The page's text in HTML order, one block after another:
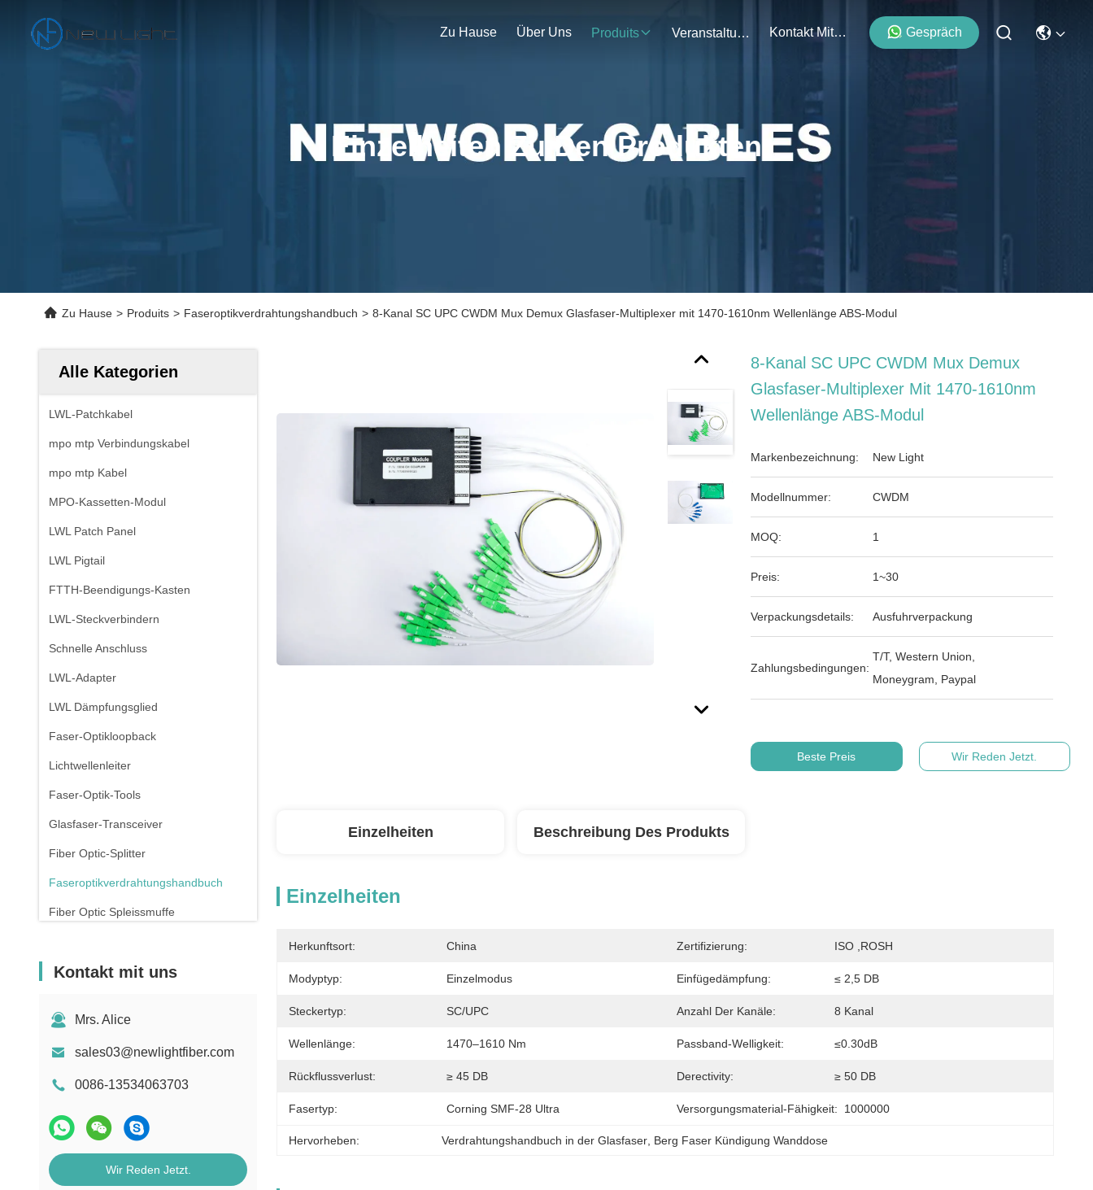
Zu Hause Über Uns Produits Veranstaltungen Kontakt Mit Uns Gespräch
Einzelheiten Zu Den Produkten
Zu Hause > Produits > Faseroptikverdrahtungshandbuch > 8-Kanal SC UPC CWDM Mux Demux Glasfaser-Multiplexer mit 1470-1610nm Wellenlänge ABS-Modul
Alle Kategorien
LWL-Patchkabel
mpo mtp Verbindungskabel
mpo mtp Kabel
MPO-Kassetten-Modul
LWL Patch Panel
LWL Pigtail
FTTH-Beendigungs-Kasten
LWL-Steckverbindern
Schnelle Anschluss
LWL-Adapter
LWL Dämpfungsglied
Faser-Optikloopback
Lichtwellenleiter
Faser-Optik-Tools
Glasfaser-Transceiver
Fiber Optic-Splitter
Faseroptikverdrahtungshandbuch
Fiber Optic Spleissmuffe
Rj45 Patch Panel
Drohnen mit Glasfaser
Schalter und Steckdose
Kontakt mit uns
Mrs. Alice
sales03@newlightfiber.com
0086-13534063703
Wir Reden Jetzt.
8-Kanal SC UPC CWDM Mux Demux
Glasfaser-Multiplexer Mit 1470-1610nm
Wellenlänge ABS-Modul
Markenbezeichnung: New Light
Modellnummer: CWDM
MOQ: 1
Preis: 1~30
Verpackungsdetails: Ausfuhrverpackung
Zahlungsbedingungen:
T/T, Western Union,
Moneygram, Paypal
Beste Preis Wir Reden Jetzt.
Einzelheiten Beschreibung Des Produkts
Einzelheiten
Herkunftsort: China Zertifizierung: ISO ,ROSH
Modyptyp: Einzelmodus Einfügedämpfung: ≤ 2,5 DB
Steckertyp: SC/UPC Anzahl Der Kanäle: 8 Kanal
Wellenlänge: 1470–1610 Nm Passband-Welligkeit: ≤0.30dB
Rückflussverlust: ≥ 45 DB Derectivity: ≥ 50 DB
Fasertyp: Corning SMF-28 Ultra Versorgungsmaterial-Fähigkeit: 1000000
Hervorheben: Verdrahtungshandbuch in der Glasfaser Berg Faser Kündigung Wanddose